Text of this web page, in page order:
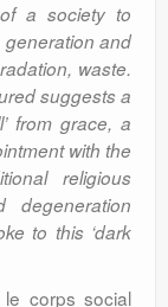
a society to
generation and
waste.
suggests a
from grace, a
with the
religious
degeneration
to this ‘dark
le corps social